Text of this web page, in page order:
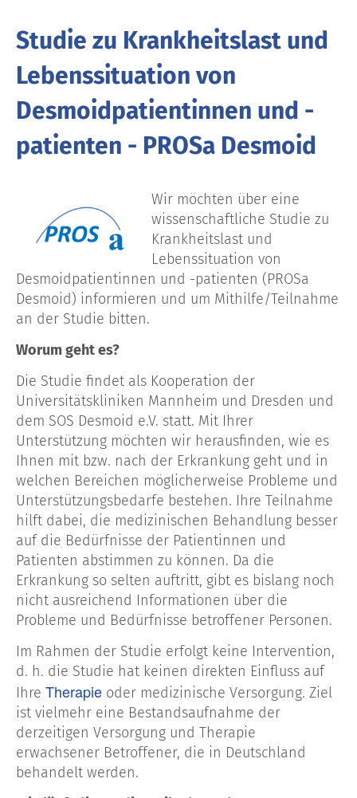
Studie zu Krankheitslast und
Lebenssituation von
Desmoidpatientinnen und -
patienten - PROSa Desmoid
Wir möchten über eine
wissenschaftliche Studie zu
Krankheitslast und
Lebenssituation von
Desmoidpatientinnen und -patienten (PROSa
Desmoid) informieren und um Mithilfe/Teilnahme
an der Studie bitten.
Worum geht es?
Die Studie findet als Kooperation der
Universitätskliniken Mannheim und Dresden und
dem SOS Desmoid e.V. statt. Mit Ihrer
Unterstützung möchten wir herausfinden, wie es
Ihnen mit bzw. nach der Erkrankung geht und in
welchen Bereichen möglicherweise Probleme und
Unterstützungsbedarfe bestehen. Ihre Teilnahme
hilft dabei, die medizinischen Behandlung besser
auf die Bedürfnisse der Patientinnen und
Patienten abstimmen zu können. Da die
Erkrankung so selten auftritt, gibt es bislang noch
nicht ausreichend Informationen über die
Probleme und Bedürfnisse betroffener Personen.
Im Rahmen der Studie erfolgt keine Intervention,
d. h. die Studie hat keinen direkten Einfluss auf
Ihre Therapie oder medizinische Versorgung. Ziel
ist vielmehr eine Bestandsaufnahme der
derzeitigen Versorgung und Therapie
erwachsener Betroffener, die in Deutschland
behandelt werden.